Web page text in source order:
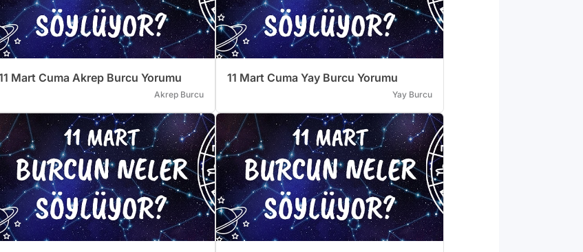
Mart Cuma Akrep Burcu Yorumu
Akrep Burcu
11 Mart Cuma Yay Burcu Yorumu
Yay Burcu